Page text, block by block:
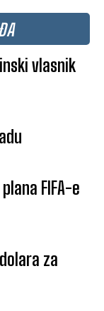
vlasnik
FIFA-e
za